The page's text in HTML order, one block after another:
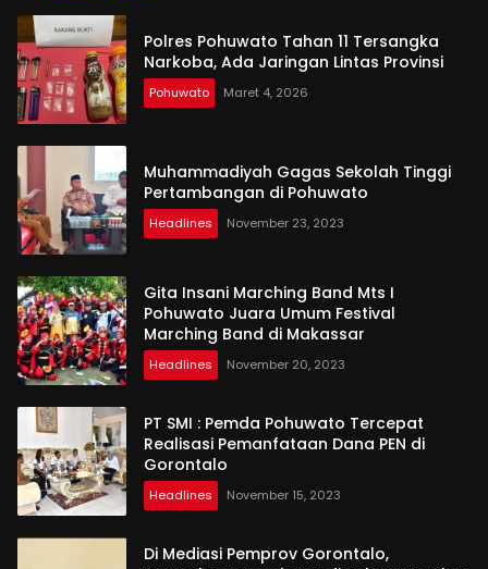
Polres Pohuwato Tahan 11 Tersangka
Narkoba, Ada Jaringan Lintas Provinsi
Pohuwato Maret 4, 2026
Muhammadiyah Gagas Sekolah Tinggi
Pertambangan di Pohuwato
Headlines November 23, 2023
Gita Insani Marching Band Mts I
Pohuwato Juara Umum Festival
Marching Band di Makassar
Headlines November 20, 2023
PT SMI : Pemda Pohuwato Tercepat
Realisasi Pemanfataan Dana PEN di
Gorontalo
Headlines November 15, 2023
Di Mediasi Pemprov Gorontalo,